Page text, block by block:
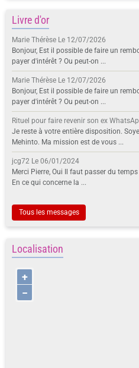
Livre d'or
Marie Thérèse Le 12/07/2026
Bonjour, Est il possible de faire un
payer d'intérêt ? Ou peut-on ...
Marie Thérèse Le 12/07/2026
Bonjour, Est il possible de faire un
payer d'intérêt ? Ou peut-on ...
Rituel pour faire revenir son ex
Je reste à votre entière disposition.
Mehinto. Ma mission est de vous ...
jcg72 Le 06/01/2024
Merci Pierre, Oui Il faut passer du
En ce qui concerne la ...
Tous les messages
Localisation
+
−